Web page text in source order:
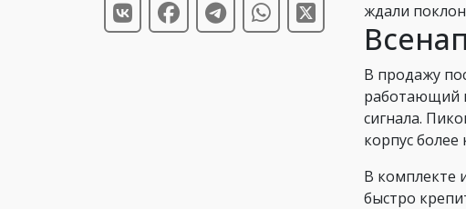
ждали
В продажу
работающий
сигнала.
корпус
В комплекте
быстро